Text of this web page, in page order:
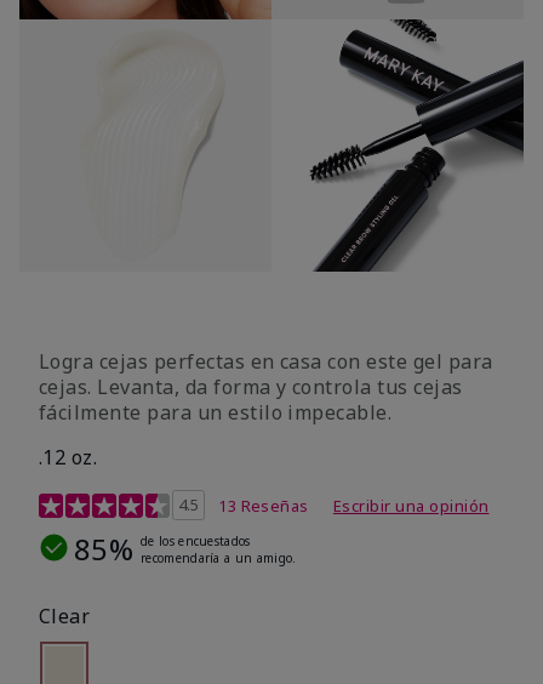
Logra cejas perfectas en casa con este gel para
cejas. Levanta, da forma y controla tus cejas
fácilmente para un estilo impecable.
.12 oz.
Calificación de clientes de 3,4 de 5
4.5 13 Reseñas Escribir una opinión
85% de los encuestados
recomendaría a un amigo.
Clear